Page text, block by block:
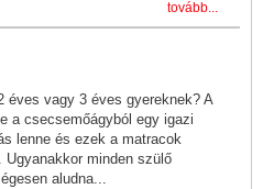
tovább...
éves vagy 3 éves gyereknek? A
a csecsemőágyból egy igazi
lenne és ezek a matracok
Ugyanakkor minden szülő
aludna...